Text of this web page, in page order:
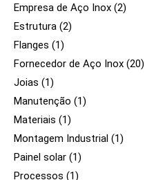
Empresa de Aço Inox (2)
Estrutura (2)
Flanges (1)
Fornecedor de Aço Inox (20)
Joias (1)
Manutenção (1)
Materiais (1)
Montagem Industrial (1)
Painel solar (1)
Processos (1)